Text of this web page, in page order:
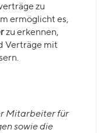
zu
ermöglicht es,
zu erkennen,
Verträge mit
Mitarbeiter für
sowie die